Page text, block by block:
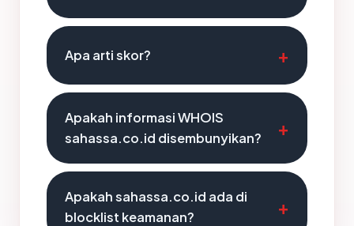
Apa arti skor?
Apakah informasi WHOIS
sahassa.co.id disembunyikan?
Apakah sahassa.co.id ada di
blocklist keamanan?